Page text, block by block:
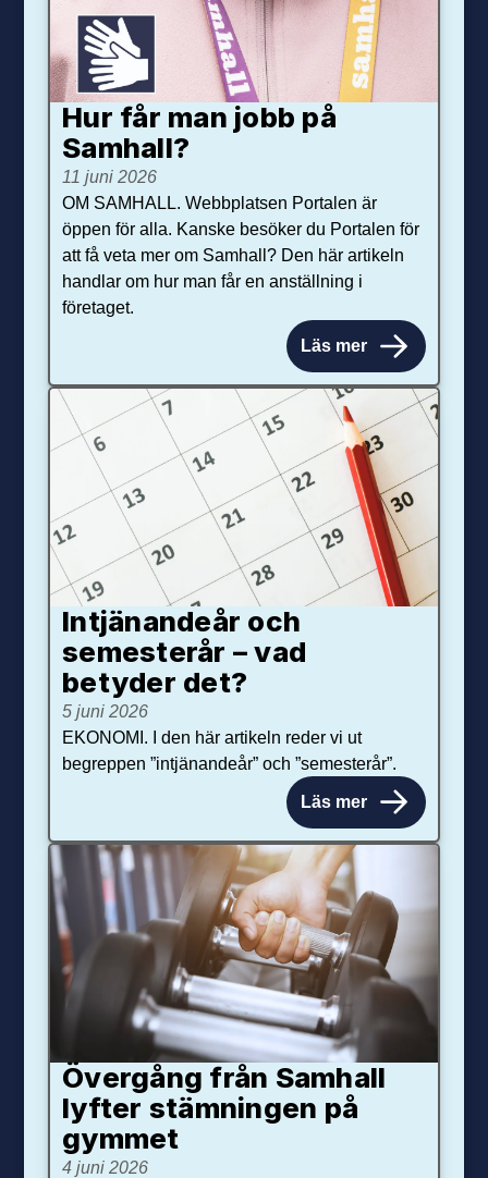
Hur får man jobb på
Samhall?
11 juni 2026
OM SAMHALL. Webbplatsen Portalen är
öppen för alla. Kanske besöker du Portalen för
att få veta mer om Samhall? Den här artikeln
handlar om hur man får en anställning i
företaget.
Läs mer
Intjänandeår och
semesterår – vad
betyder det?
5 juni 2026
EKONOMI. I den här artikeln reder vi ut
begreppen ”intjänandeår” och ”semesterår”.
Läs mer
Övergång från Samhall
lyfter stämningen på
gymmet
4 juni 2026